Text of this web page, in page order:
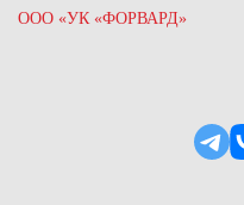
ООО «УК «ФОРВАРД»